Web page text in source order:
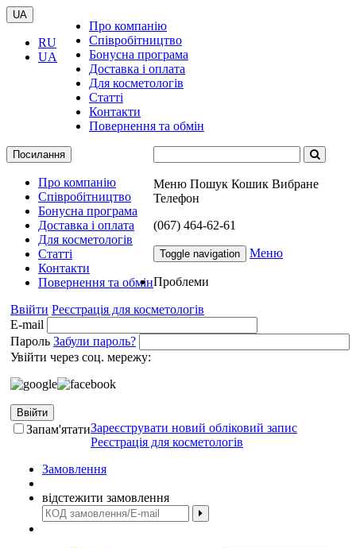
UA
RU
UA
Про компанію
Співробітництво
Бонусна програма
Доставка і оплата
Для косметологів
Статті
Контакти
Повернення та обмін
Посилання
Про компанію
Співробітництво
Бонусна програма
Доставка і оплата
Для косметологів
Статті
Контакти
Повернення та обмін
Ввійти Реєстрація для косметологів
E-mail
Пароль Забули пароль?
Увійти через соц. мережу:
Ввійти
Запам'ятатиЗареєструвати новий обліковий запис
Реєстрація для косметологів
Замовлення
відстежити замовлення
Меню Пошук Кошик Вибране
Телефон
(067) 464-62-61
Toggle navigation Меню
Проблеми